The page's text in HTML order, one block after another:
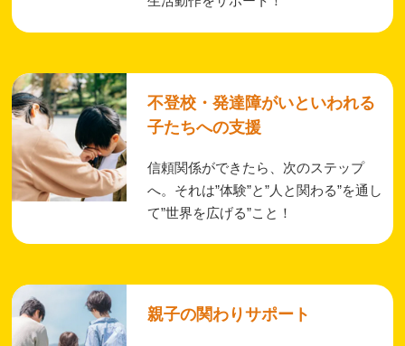
不登校・発達障がいといわれる
子たちへの支援
信頼関係ができたら、次のステップ
へ。それは”体験”と”人と関わる”を通し
て”世界を広げる”こと！
親子の関わりサポート